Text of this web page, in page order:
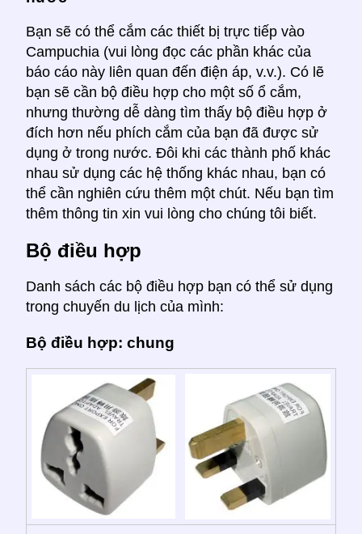
Bạn sẽ có thể cắm các thiết bị trực tiếp vào
Campuchia (vui lòng đọc các phần khác của
báo cáo này liên quan đến điện áp, v.v.). Có lẽ
bạn sẽ cần bộ điều hợp cho một số ổ cắm,
nhưng thường dễ dàng tìm thấy bộ điều hợp ở
đích hơn nếu phích cắm của bạn đã được sử
dụng ở trong nước. Đôi khi các thành phố khác
nhau sử dụng các hệ thống khác nhau, bạn có
thể cần nghiên cứu thêm một chút. Nếu bạn tìm
thêm thông tin xin vui lòng cho chúng tôi biết.
Bộ điều hợp
Danh sách các bộ điều hợp bạn có thể sử dụng
trong chuyến du lịch của mình:
Bộ điều hợp: chung